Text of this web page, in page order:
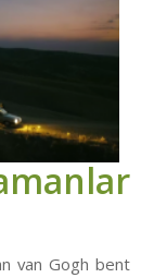
van Gogh bent